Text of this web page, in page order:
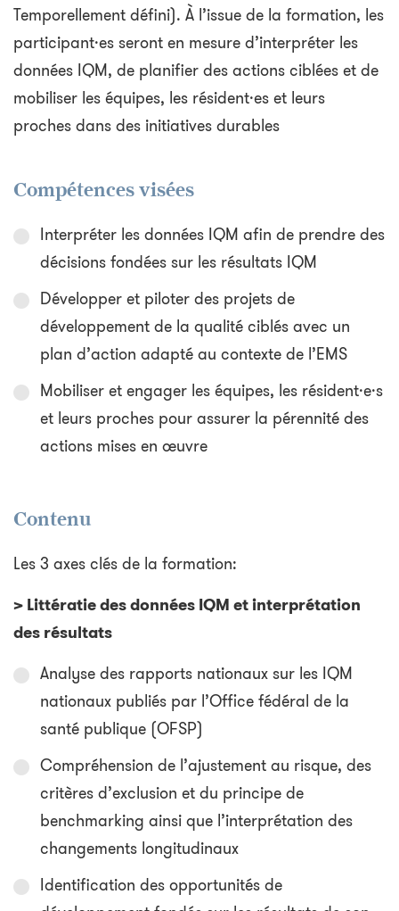
Temporellement défini). À l’issue de la formation, les
participant·es seront en mesure d’interpréter les
données IQM, de planifier des actions ciblées et de
mobiliser les équipes, les résident·es et leurs
proches dans des initiatives durables
Compétences visées
Interpréter les données IQM afin de prendre des
décisions fondées sur les résultats IQM
Développer et piloter des projets de
développement de la qualité ciblés avec un
plan d’action adapté au contexte de l’EMS
Mobiliser et engager les équipes, les résident·e·s
et leurs proches pour assurer la pérennité des
actions mises en œuvre
Contenu
Les 3 axes clés de la formation:
> Littératie des données IQM et interprétation
des résultats
Analyse des rapports nationaux sur les IQM
nationaux publiés par l’Office fédéral de la
santé publique (OFSP)
Compréhension de l’ajustement au risque, des
critères d’exclusion et du principe de
benchmarking ainsi que l’interprétation des
changements longitudinaux
Identification des opportunités de